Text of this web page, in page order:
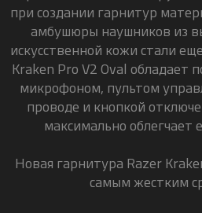
при создании гарнитур
амбушюры наушников из
искусственной кожи стали
Kraken Pro V2 Oval обладает
микрофоном, пультом
проводе и кнопкой
максимально облегчает
Новая гарнитура Razer
самым жестким